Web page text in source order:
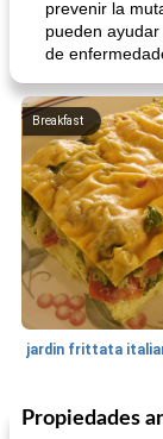
prevenir la
pueden
de
Breakfast
jardin frittata
Bebidas
Propiedades